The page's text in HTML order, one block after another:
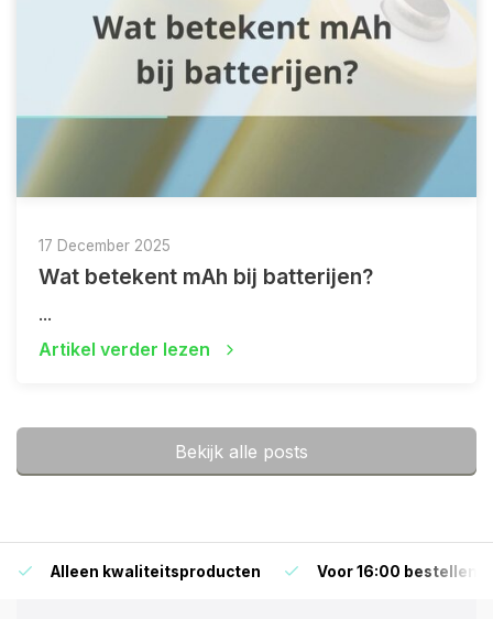
17 December 2025
Wat betekent mAh bij batterijen?
...
Artikel verder lezen
Bekijk alle posts
Alleen kwaliteitsproducten Voor 16:00 bestellen